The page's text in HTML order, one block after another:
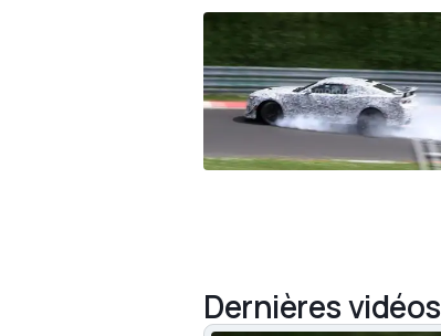
Dernières vidéos